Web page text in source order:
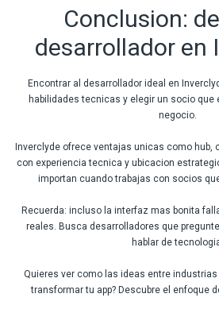
Conclusion:
desarrollador en
Encontrar al desarrollador ideal en
habilidades tecnicas y elegir un socio que
negocio.
Inverclyde ofrece ventajas unicas como hub,
con experiencia tecnica y ubicacion
importan cuando trabajas con socios
Recuerda: incluso la interfaz mas bonita
reales. Busca desarrolladores que
hablar de
Quieres ver como las ideas entre industrias
transformar tu app? Descubre el enfoque